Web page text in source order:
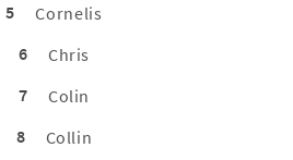
5
Cornelis
6
Chris
7
Colin
8
Collin